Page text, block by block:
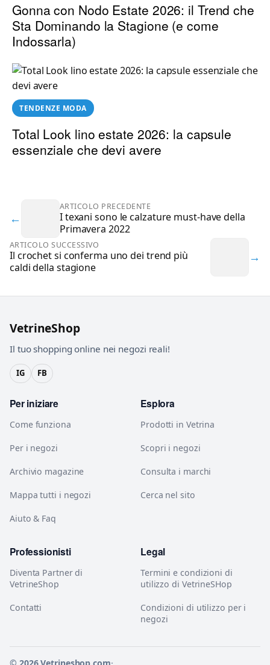
Gonna con Nodo Estate 2026: il Trend che
Sta Dominando la Stagione (e come
Indossarla)
TENDENZE MODA
Total Look lino estate 2026: la capsule
essenziale che devi avere
←
ARTICOLO PRECEDENTE
I texani sono le calzature must-have della
Primavera 2022
ARTICOLO SUCCESSIVO
Il crochet si conferma uno dei trend più
caldi della stagione
→
VetrineShop
Il tuo shopping online nei negozi reali!
IG FB
Per iniziare
Come funziona
Per i negozi
Archivio magazine
Mappa tutti i negozi
Aiuto & Faq
Esplora
Prodotti in Vetrina
Scopri i negozi
Consulta i marchi
Cerca nel sito
Professionisti
Diventa Partner di
VetrineShop
Contatti
Legal
Termini e condizioni di
utilizzo di VetrineSHop
Condizioni di utilizzo per i
negozi